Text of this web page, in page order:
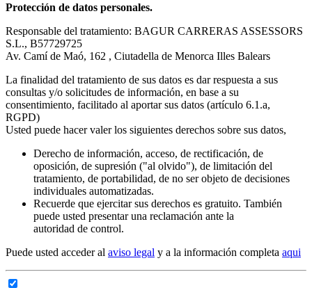
Protección de datos personales.
Responsable del tratamiento: BAGUR CARRERAS ASSESSORS
S.L., B57729725
Av. Camí de Maó, 162 , Ciutadella de Menorca Illes Balears
La finalidad del tratamiento de sus datos es dar respuesta a sus
consultas y/o solicitudes de información, en base a su
consentimiento, facilitado al aportar sus datos (artículo 6.1.a,
RGPD)
Usted puede hacer valer los siguientes derechos sobre sus datos,
Derecho de información, acceso, de rectificación, de
oposición, de supresión ("al olvido"), de limitación del
tratamiento, de portabilidad, de no ser objeto de decisiones
individuales automatizadas.
Recuerde que ejercitar sus derechos es gratuito. También
puede usted presentar una reclamación ante la
autoridad de control.
Puede usted acceder al aviso legal y a la información completa aqui